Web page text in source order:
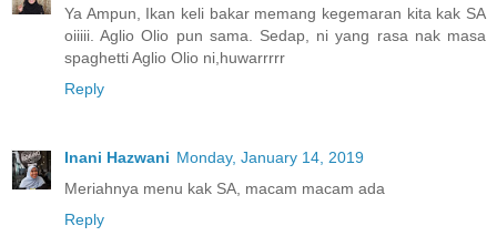
Ya Ampun, Ikan keli bakar memang kegemaran kita kak SA
oiiiii. Aglio Olio pun sama. Sedap, ni yang rasa nak masa
spaghetti Aglio Olio ni,huwarrrrr
Reply
Inani Hazwani Monday, January 14, 2019
Meriahnya menu kak SA, macam macam ada
Reply